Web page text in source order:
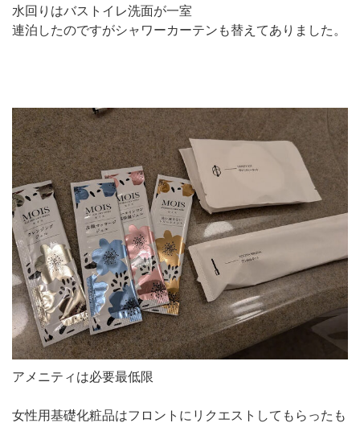
水回りはバストイレ洗面が一室
連泊したのですがシャワーカーテンも替えてありました。
アメニティは必要最低限
女性用基礎化粧品はフロントにリクエストしてもらったも